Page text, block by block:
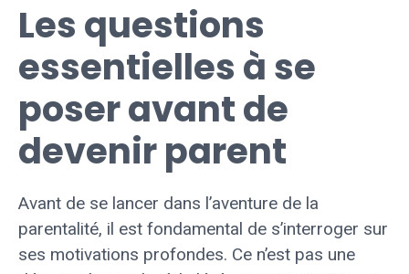
Les questions
essentielles à se
poser avant de
devenir parent
Avant de se lancer dans l’aventure de la
parentalité, il est fondamental de s’interroger sur
ses motivations profondes. Ce n’est pas une